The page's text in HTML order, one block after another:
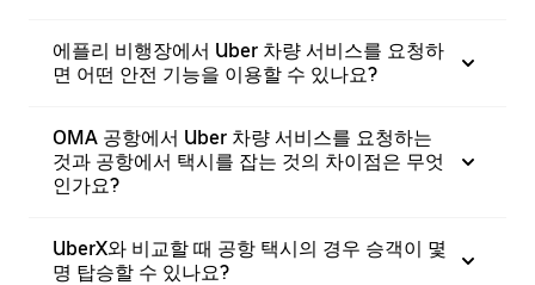
에플리 비행장에서 Uber 차량 서비스를 요청하
면 어떤 안전 기능을 이용할 수 있나요?
OMA 공항에서 Uber 차량 서비스를 요청하는
것과 공항에서 택시를 잡는 것의 차이점은 무엇
인가요?
UberX와 비교할 때 공항 택시의 경우 승객이 몇
명 탑승할 수 있나요?